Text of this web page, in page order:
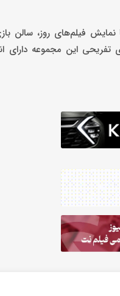
فیلم‌های روز، سالن
تفریحی این مجموعه دارای